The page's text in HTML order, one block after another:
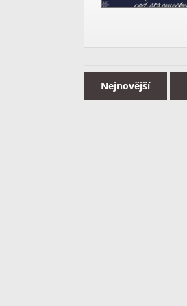
Nejnovější